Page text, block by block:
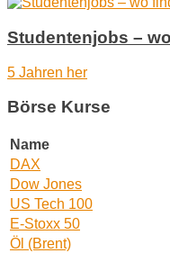
Studentenjobs –
5 Jahren her
Börse Kurse
Name
DAX
Dow Jones
US Tech 100
E-Stoxx 50
Öl (Brent)